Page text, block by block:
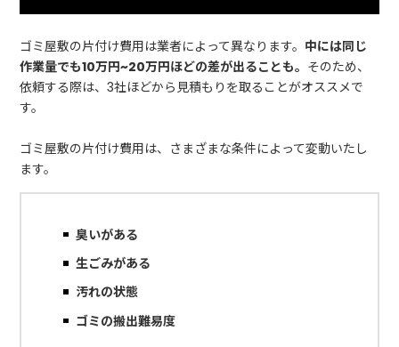
ゴミ屋敷の片付け費用は業者によって異なります。 中には同じ
作業量でも10万円~20万円ほどの差が出ることも。 そのため、
依頼する際は、3社ほどから見積もりを取ることがオススメで
す。
ゴミ屋敷の片付け費用は、さまざまな条件によって変動いたし
ます。
臭いがある
生ごみがある
汚れの状態
ゴミの搬出難易度